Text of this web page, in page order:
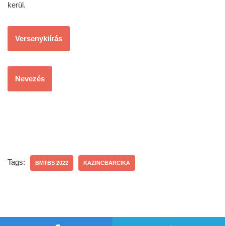
kerül.
Versenykiírás
Nevezés
Tags: BMTBS 2022 KAZINCBARCIKA